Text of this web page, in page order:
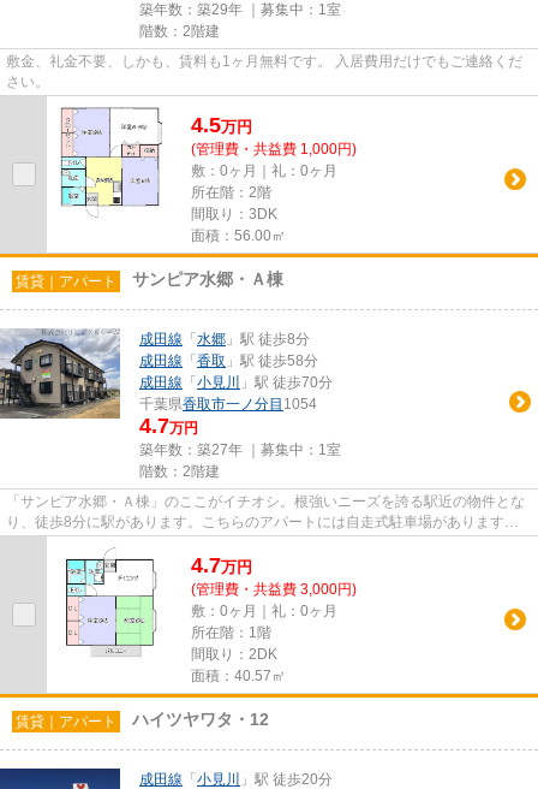
築年数：築29年 ｜募集中： 1室
階数：2階建
敷金、礼金不要、しかも、賃料も1ヶ月無料です。 入居費用だけでもご連絡くだ
さい。
4.5万円
(管理費・共益費 1,000円)
敷：0ヶ月｜礼：0ヶ月
所在階：2階
間取り：3DK
面積：56.00㎡
賃貸｜アパート サンピア水郷・Ａ棟
成田線 「 水郷 」駅 徒歩8分
成田線 「 香取 」駅 徒歩58分
成田線 「 小見川
」駅 徒歩70分
千葉県香取市一ノ分目 1054
4.7万円
築年数：築27年 ｜募集中： 1室
階数：2階建
「サンピア水郷・Ａ棟」のここがイチオシ。根強いニーズを誇る駅近の物件とな
り、徒歩8分に駅があります。こちらのアパートには自走式駐車場があります。
4.7万円
(管理費・共益費 3,000円)
敷：0ヶ月｜礼：0ヶ月
所在階：1階
間取り：2DK
面積：40.57㎡
賃貸｜アパート ハイツヤワタ・12
成田線 「 小見川 」駅 徒歩20分